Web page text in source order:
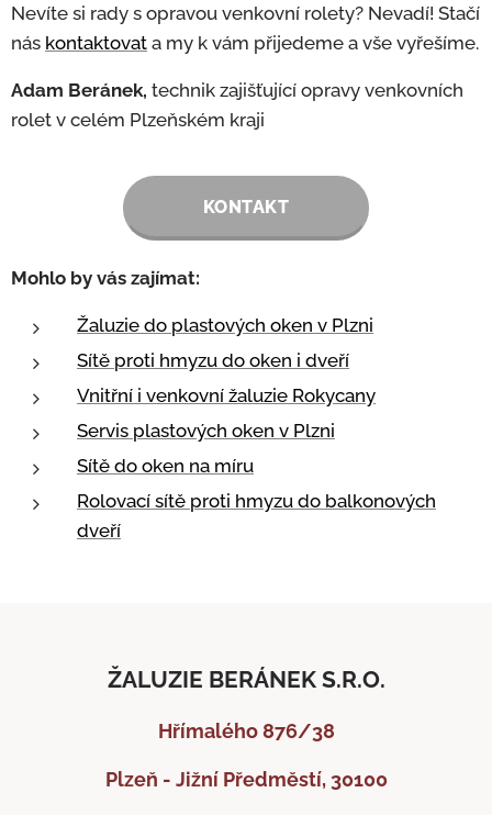
Nevíte si rady s opravou venkovní rolety? Nevadí! Stačí
nás kontaktovat a my k vám přijedeme a vše vyřešíme.
Adam Beránek, technik zajišťující opravy venkovních
rolet v celém Plzeňském kraji
KONTAKT
Mohlo by vás zajímat:
Žaluzie do plastových oken v Plzni
Sítě proti hmyzu do oken i dveří
Vnitřní i venkovní žaluzie Rokycany
Servis plastových oken v Plzni
Sítě do oken na míru
Rolovací sítě proti hmyzu do balkonových
dveří
ŽALUZIE BERÁNEK S.R.O.
Hřímalého 876/38
Plzeň - Jižní Předměstí, 30100